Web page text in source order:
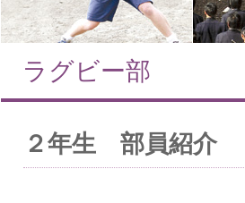
ラグビー部
２年生 部員紹介